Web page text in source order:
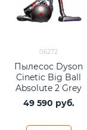
06272
Пылесос Dyson
Cinetic Big Ball
Absolute 2 Grey
49 590 руб.